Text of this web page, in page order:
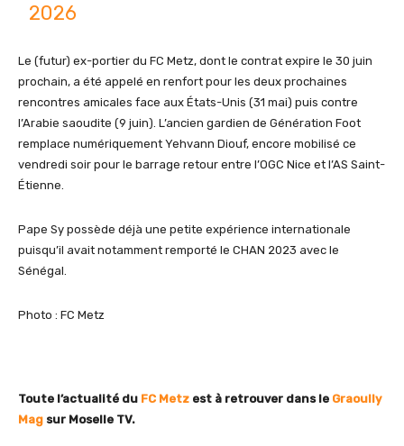
2026
Le (futur) ex-portier du FC Metz, dont le contrat expire le 30 juin
prochain, a été appelé en renfort pour les deux prochaines
rencontres amicales face aux États-Unis (31 mai) puis contre
l’Arabie saoudite (9 juin). L’ancien gardien de Génération Foot
remplace numériquement Yehvann Diouf, encore mobilisé ce
vendredi soir pour le barrage retour entre l’OGC Nice et l’AS Saint-
Étienne.
Pape Sy possède déjà une petite expérience internationale
puisqu’il avait notamment remporté le CHAN 2023 avec le
Sénégal.
Photo : FC Metz
Toute l’actualité du FC Metz est à retrouver dans le Graoully
Mag sur Moselle TV.